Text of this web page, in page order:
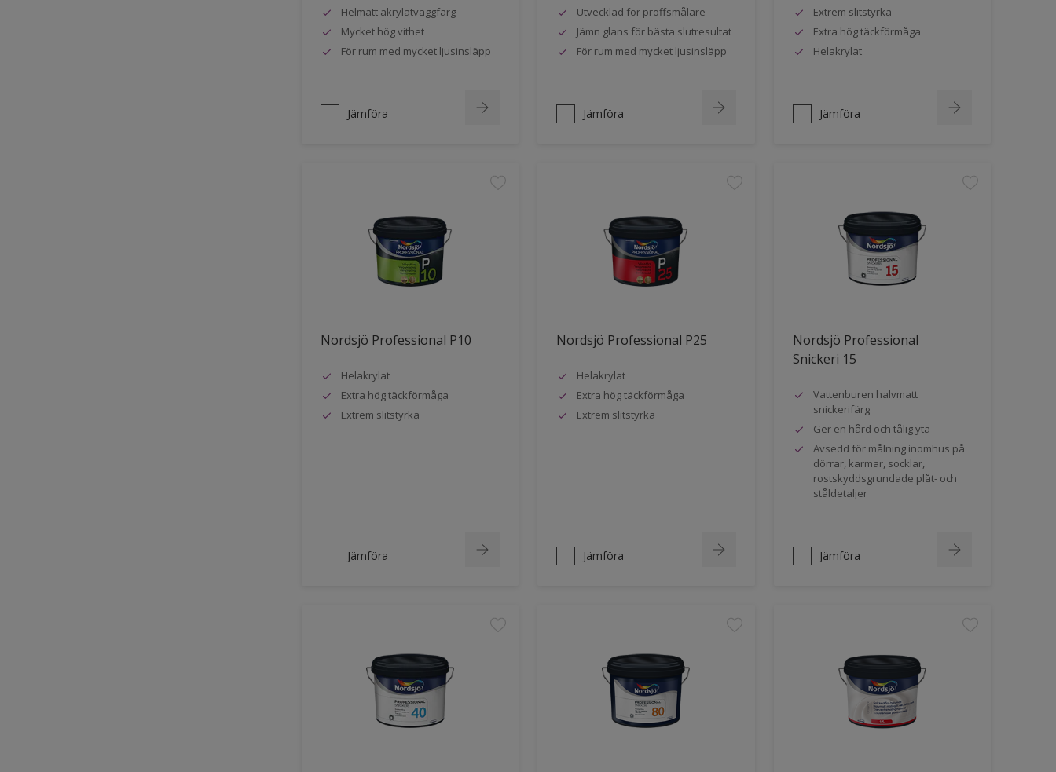
Helmatt akrylatväggfärg
Mycket hög vithet
För rum med mycket ljusinsläpp
Jämföra
Utvecklad för proffsmålare
Jämn glans för bästa slutresultat
För rum med mycket ljusinsläpp
Jämföra
Extrem slitstyrka
Extra hög täckförmåga
Helakrylat
Jämföra
Nordsjö Professional P10
Helakrylat
Extra hög täckförmåga
Extrem slitstyrka
Jämföra
Nordsjö Professional P25
Helakrylat
Extra hög täckförmåga
Extrem slitstyrka
Jämföra
Nordsjö Professional
Snickeri 15
Vattenburen halvmatt
snickerifärg
Ger en hård och tålig yta
Avsedd för målning inomhus på
dörrar, karmar, socklar,
rostskyddsgrundade plåt- och
ståldetaljer
Jämföra